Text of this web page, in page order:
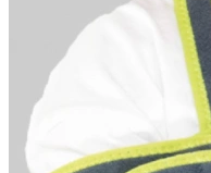
Coderas para
Cabestrillos para